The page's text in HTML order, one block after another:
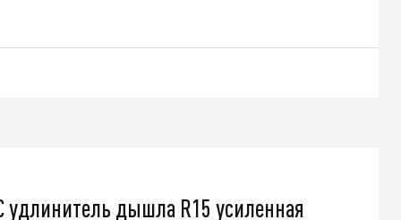
Снегоход БУРАН ЛИДЕР АДЕ
дышла R15 усиленная